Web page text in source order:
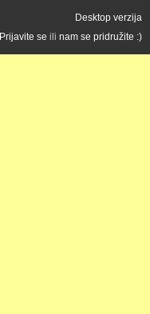
Desktop verzija
Prijavite se ili nam se pridružite :)